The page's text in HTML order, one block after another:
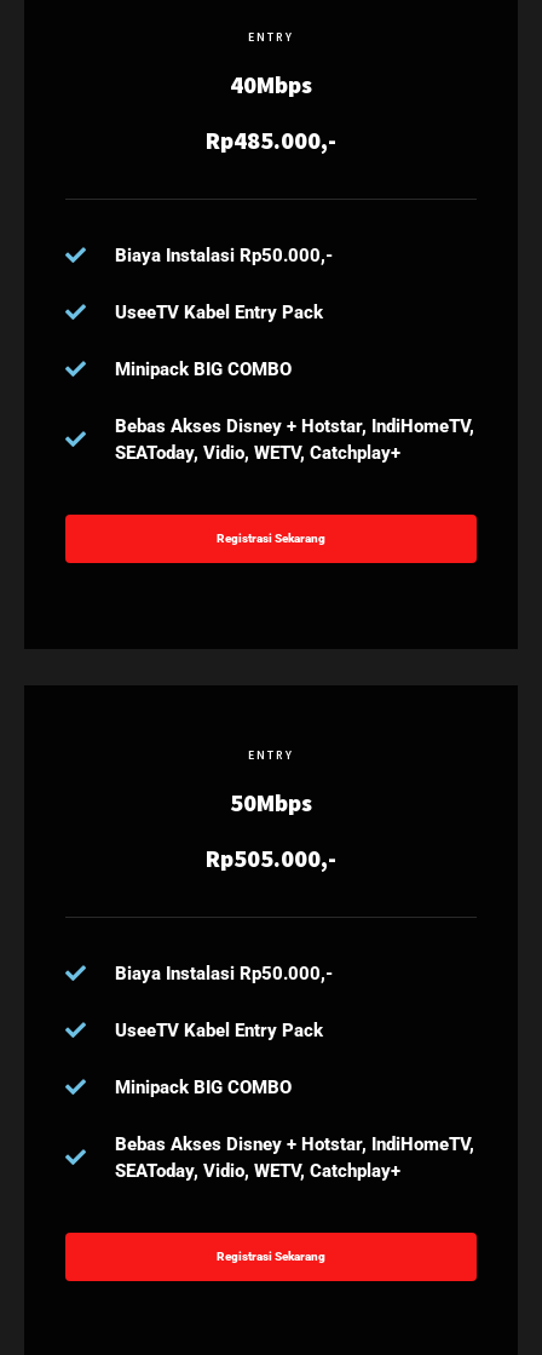
ENTRY
40Mbps
Rp485.000,-
Biaya Instalasi Rp50.000,-
UseeTV Kabel Entry Pack
Minipack BIG COMBO
Bebas Akses Disney + Hotstar, IndiHomeTV,
SEAToday, Vidio, WETV, Catchplay+
Registrasi Sekarang
ENTRY
50Mbps
Rp505.000,-
Biaya Instalasi Rp50.000,-
UseeTV Kabel Entry Pack
Minipack BIG COMBO
Bebas Akses Disney + Hotstar, IndiHomeTV,
SEAToday, Vidio, WETV, Catchplay+
Registrasi Sekarang